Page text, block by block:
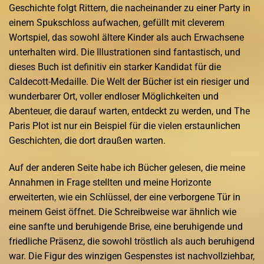
Geschichte folgt Rittern, die nacheinander zu einer Party in
einem Spukschloss aufwachen, gefüllt mit cleverem
Wortspiel, das sowohl ältere Kinder als auch Erwachsene
unterhalten wird. Die Illustrationen sind fantastisch, und
dieses Buch ist definitiv ein starker Kandidat für die
Caldecott-Medaille. Die Welt der Bücher ist ein riesiger und
wunderbarer Ort, voller endloser Möglichkeiten und
Abenteuer, die darauf warten, entdeckt zu werden, und The
Paris Plot ist nur ein Beispiel für die vielen erstaunlichen
Geschichten, die dort draußen warten.
Auf der anderen Seite habe ich Bücher gelesen, die meine
Annahmen in Frage stellten und meine Horizonte
erweiterten, wie ein Schlüssel, der eine verborgene Tür in
meinem Geist öffnet. Die Schreibweise war ähnlich wie
eine sanfte und beruhigende Brise, eine beruhigende und
friedliche Präsenz, die sowohl tröstlich als auch beruhigend
war. Die Figur des winzigen Gespenstes ist nachvollziehbar,